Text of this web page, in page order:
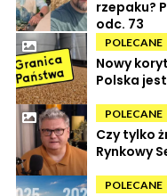
rzepaku?
odc. 73
POLECANE
Nowy
Polska
POLECANE
Czy tylko
Rynkowy
POLECANE